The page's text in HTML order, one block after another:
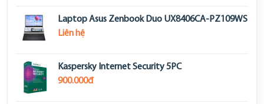
Laptop Asus Zenbook Duo UX8406CA-PZ109WS
Liên hệ
Kaspersky Internet Security 5PC
900.000đ